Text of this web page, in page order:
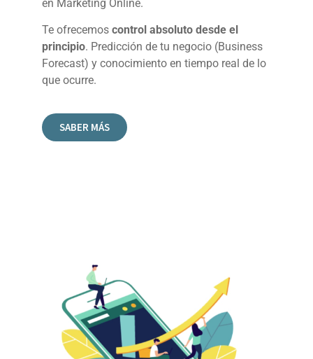
en Marketing Online.
Te ofrecemos control absoluto desde el
principio. Predicción de tu negocio (Business
Forecast) y conocimiento en tiempo real de lo
que ocurre.
SABER MÁS